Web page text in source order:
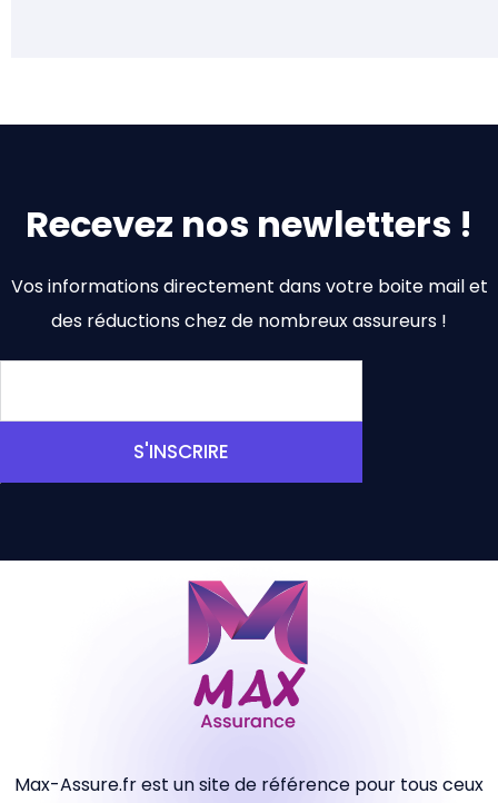
Recevez nos newletters !
Vos informations directement dans votre boite mail et
des réductions chez de nombreux assureurs !
S'INSCRIRE
Max-Assure.fr est un site de référence pour tous ceux